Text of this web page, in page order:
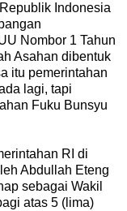
Indonesia
Nombor 1 Tahun
Asahan dibentuk
itu pemerintahan
lagi, tapi
Fuku Bunsyu
RI di
Abdullah Eteng
sebagai Wakil
atas 5 (lima)